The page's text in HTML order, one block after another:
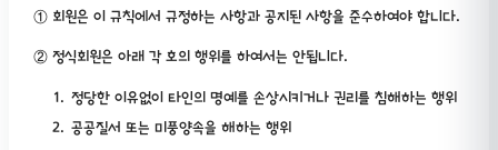
① 회원은 이 규칙에서 규정하는 사항과 공지된 사항을 준수하여야 합니다.
② 정식회원은 아래 각 호의 행위를 하여서는 안됩니다.
정당한 이유없이 타인의 명예를 손상시키거나 권리를 침해하는 행위
공공질서 또는 미풍양속을 해하는 행위